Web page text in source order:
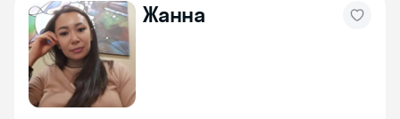
Жанна